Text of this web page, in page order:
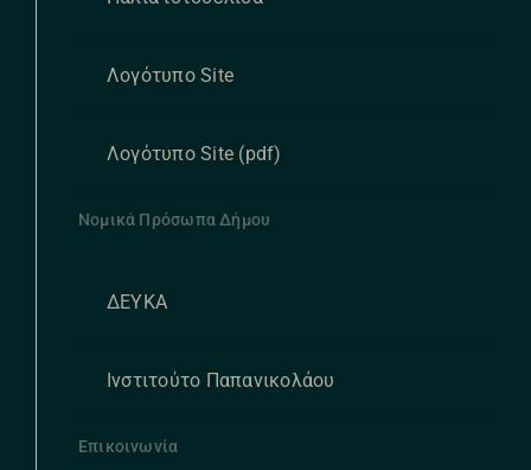
Λογότυπο Site
Λογότυπο Site (pdf)
Νομικά Πρόσωπα Δήμου
ΔΕΥΚΑ
Ινστιτούτο Παπανικολάου
Επικοινωνία